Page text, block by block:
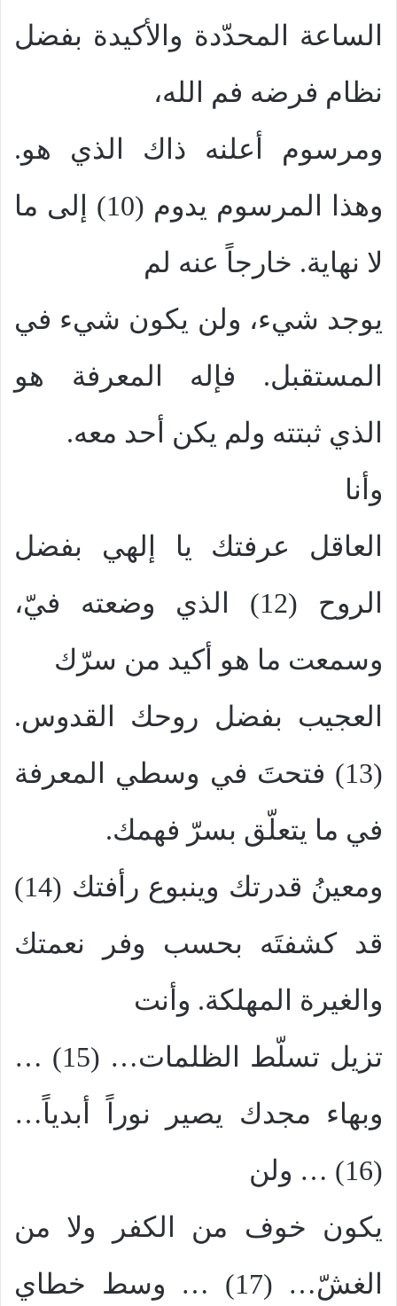
الساعة المحدّدة والأكيدة بفضل
نظام فرضه فم الله،
ومرسوم أعلنه ذاك الذي هو.
وهذا المرسوم يدوم (10) إلى ما
لا نهاية. خارجاً عنه لم
يوجد شيء، ولن يكون شيء في
المستقبل. فإله المعرفة هو
الذي ثبتته ولم يكن أحد معه.
وأنا
العاقل عرفتك يا إلهي بفضل
الروح (12) الذي وضعته فيّ،
وسمعت ما هو أكيد من سرّك
العجيب بفضل روحك القدوس.
(13) فتحتَ في وسطي المعرفة
في ما يتعلّق بسرّ فهمك.
ومعينُ قدرتك وينبوع رأفتك (14)
قد كشفتَه بحسب وفر نعمتك
والغيرة المهلكة. وأنت
تزيل تسلّط الظلمات… (15) …
وبهاء مجدك يصير نوراً أبدياً…
(16) … ولن
يكون خوف من الكفر ولا من
الغشّ… (17) … وسط خطاي